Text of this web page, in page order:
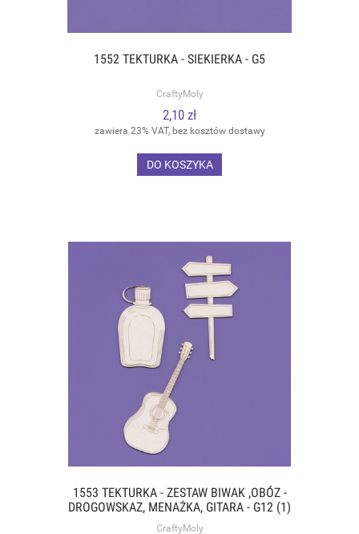
1552 TEKTURKA - SIEKIERKA - G5
CraftyMoly
2,10 zł
zawiera 23% VAT, bez kosztów dostawy
DO KOSZYKA
1553 TEKTURKA - ZESTAW BIWAK ,OBÓZ -
DROGOWSKAZ, MENAŻKA, GITARA - G12 (1)
CraftyMoly